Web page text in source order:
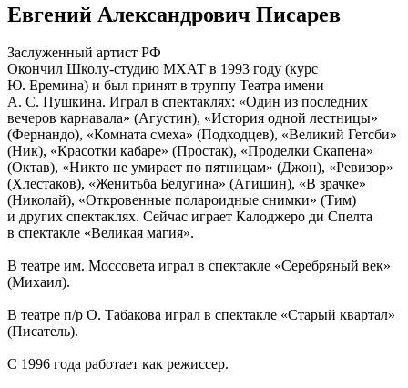
Евгений Александрович Писарев
Заслуженный артист РФ
Окончил Школу-студию МХАТ в 1993 году (курс
Ю. Еремина) и был принят в труппу Театра имени
А. С. Пушкина. Играл в спектаклях: «Один из последних
вечеров карнавала» (Агустин), «История одной лестницы»
(Фернандо), «Комната смеха» (Подходцев), «Великий Гетсби»
(Ник), «Красотки кабаре» (Простак), «Проделки Скапена»
(Октав), «Никто не умирает по пятницам» (Джон), «Ревизор»
(Хлестаков), «Женитьба Белугина» (Агишин), «В зрачке»
(Николай), «Откровенные полароидные снимки» (Тим)
и других спектаклях. Сейчас играет Калоджеро ди Спелта
в спектакле «Великая магия».
В театре им. Моссовета играл в спектакле «Серебряный век»
(Михаил).
В театре п/р О. Табакова играл в спектакле «Старый квартал»
(Писатель).
С 1996 года работает как режиссер.